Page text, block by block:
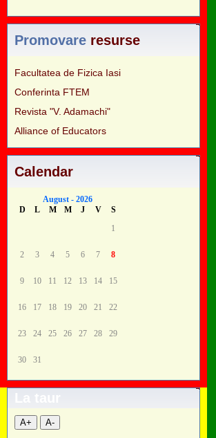
Promovare resurse
Facultatea de Fizica Iasi
Conferinta FTEM
Revista "V. Adamachi"
Alliance of Educators
Calendar
August - 2026
D
L M M J V
S
1
2 3 4 5 6 7 8
9 10 11 12 13 14 15
16 17 18 19 20 21 22
23 24 25 26 27 28 29
30 31
La taur
A+ A-